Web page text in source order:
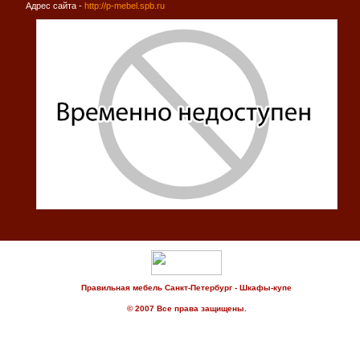
Адрес сайта - http://p-mebel.spb.ru
Правильная мебель Санкт-Петербург - Шкафы-купе
© 2007 Все права защищены.